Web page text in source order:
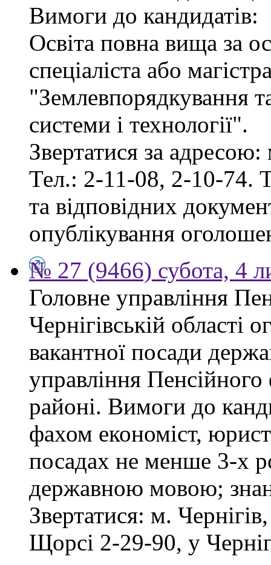
Вимоги до кандидатів:
Освіта повна вища за
спеціаліста або
"Землевпорядкування
системи і технології".
Звертатися за
Тел.: 2-11-08, 2-10-74.
та відповідних
опублікування
№ 27 (9466) субота, 4
Головне управління
Чернігівській області
вакантної посади
управління
районі. Вимоги до
фахом економіст,
посадах не менше 3-х
державною мовою;
Звертатися: м.
Щорсі 2-29-90, у